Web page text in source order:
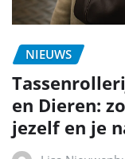
NIEUWS
en Dieren:
jezelf en je